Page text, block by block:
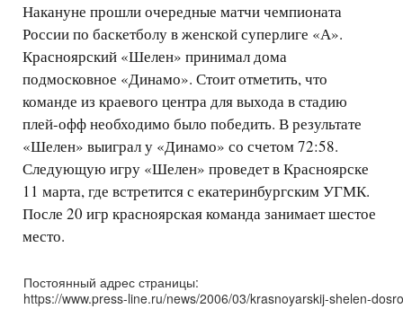
Накануне прошли очередные матчи чемпионата
России по баскетболу в женской суперлиге «А».
Красноярский «Шелен» принимал дома
подмосковное «Динамо». Стоит отметить, что
команде из краевого центра для выхода в стадию
плей-офф необходимо было победить. В результате
«Шелен» выиграл у «Динамо» со счетом 72:58.
Следующую игру «Шелен» проведет в Красноярске
11 марта, где встретится с екатеринбургским УГМК.
После 20 игр красноярская команда занимает шестое
место.
Постоянный адрес страницы:
https://www.press-line.ru/news/2006/03/krasnoyarskij-shelen-